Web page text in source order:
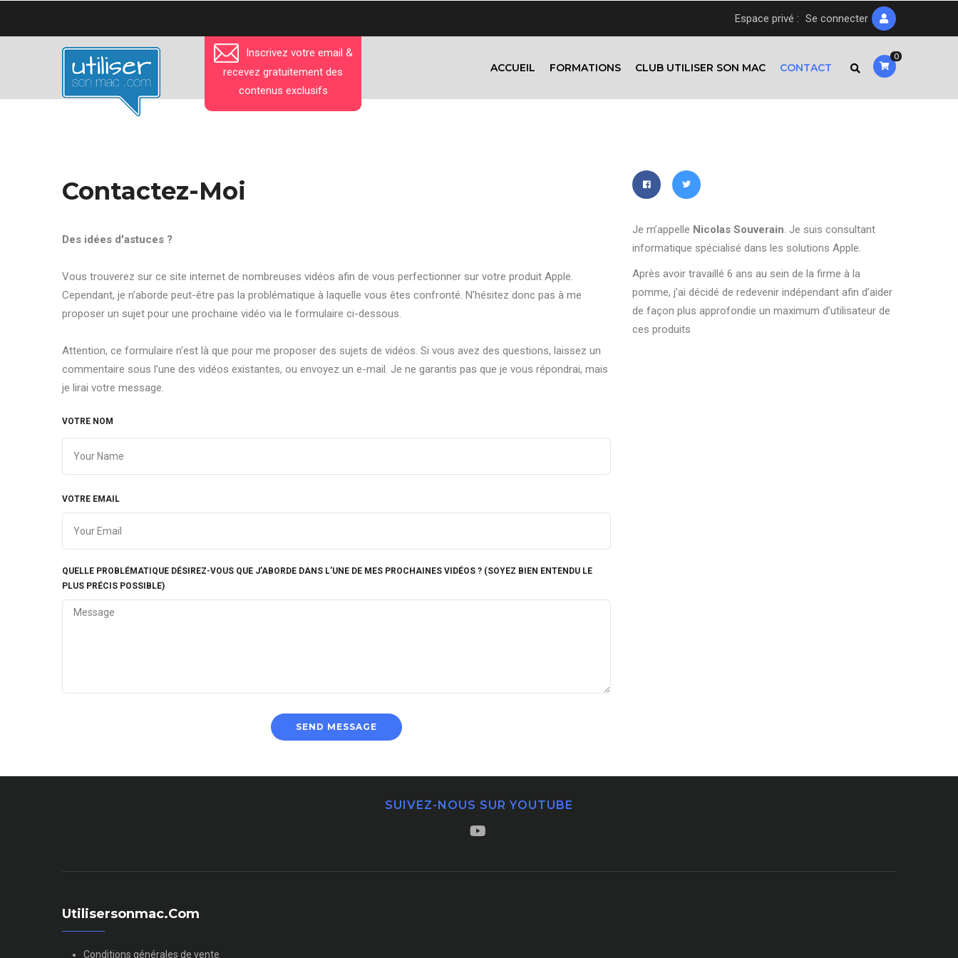
Espace privé : Se connecter
ACCUEIL FORMATIONS CLUB UTILISER SON MAC CONTACT
Inscrivez votre email &
recevez gratuitement des
contenus exclusifs
0
Contactez-Moi
Des idées d'astuces ?
Vous trouverez sur ce site internet de nombreuses vidéos afin de vous perfectionner sur votre produit Apple.
Cependant, je n’aborde peut-être pas la problématique à laquelle vous êtes confronté. N’hésitez donc pas à me
proposer un sujet pour une prochaine vidéo via le formulaire ci-dessous.
Attention, ce formulaire n’est là que pour me proposer des sujets de vidéos. Si vous avez des questions, laissez un
commentaire sous l’une des vidéos existantes, ou envoyez un e-mail. Je ne garantis pas que je vous répondrai, mais
je lirai votre message.
VOTRE NOM
VOTRE EMAIL
QUELLE PROBLÉMATIQUE DÉSIREZ-VOUS QUE J’ABORDE DANS L’UNE DE MES PROCHAINES VIDÉOS ? (SOYEZ BIEN ENTENDU LE
PLUS PRÉCIS POSSIBLE)
Je m’appelle Nicolas Souverain. Je suis consultant
informatique spécialisé dans les solutions Apple.
Après avoir travaillé 6 ans au sein de la firme à la
pomme, j’ai décidé de redevenir indépendant afin d’aider
de façon plus approfondie un maximum d’utilisateur de
ces produits
SUIVEZ-NOUS SUR YOUTUBE
Utilisersonmac.com
Conditions générales de vente